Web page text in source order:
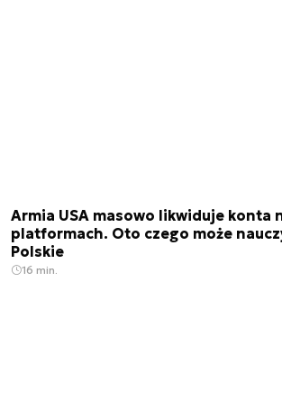
Armia USA masowo likwiduje konta
platformach. Oto czego może
Polskie
16 min.